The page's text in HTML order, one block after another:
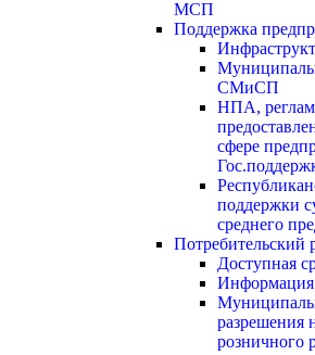
МСП
Поддержка
СМиСП
НПА,
сфере
поддержки
среднего
Потребительский
Доступная
Информация
разрешения
розничного